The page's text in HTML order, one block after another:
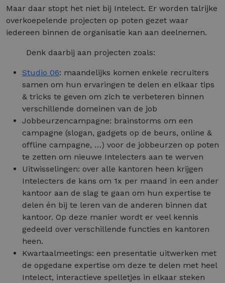
Maar daar stopt het niet bij Intelect. Er worden talrijke
overkoepelende projecten op poten gezet waar
iedereen binnen de organisatie kan aan deelnemen.
Denk daarbij aan projecten zoals:
Studio 06: maandelijks komen enkele recruiters
samen om hun ervaringen te delen en elkaar tips
& tricks te geven om zich te verbeteren binnen
verschillende domeinen van de job
Jobbeurzencampagne: brainstorms om een
campagne (slogan, gadgets op de beurs, online &
offline campagne, …) voor de jobbeurzen op poten
te zetten om nieuwe Intelecters aan te werven
Uitwisselingen: over alle kantoren heen krijgen
Intelecters de kans om 1x per maand in een ander
kantoor aan de slag te gaan om hun expertise te
delen én bij te leren van de anderen binnen dat
kantoor. Op deze manier wordt er veel kennis
gedeeld over verschillende functies en kantoren
heen.
Kwartaalmeetings: een presentatie uitwerken met
de opgedane expertise om deze te delen met heel
Intelect, interactieve spelletjes in elkaar steken